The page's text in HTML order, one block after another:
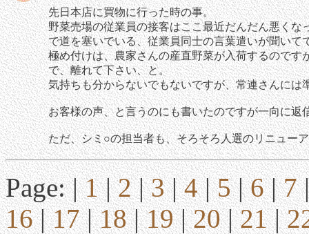
先日本店に買物に行った時の事。
野菜売場の従業員の接客はここ最近だんだん悪く
で道を塞いでいる、従業員同士の言葉遣いが聞いて
極め付けは、農家さんの産直野菜が入荷するので
で、離れて下さい、と。
気持ちも分からないでもないですが、常連さんには
お客様の声、と言うのにも書いたのですが一向に
ただ、シミ○の担当者も、そろそろ人選のリニュー
Page: |1|2|3|4|5|6|7
16|17|18|19|20|21|